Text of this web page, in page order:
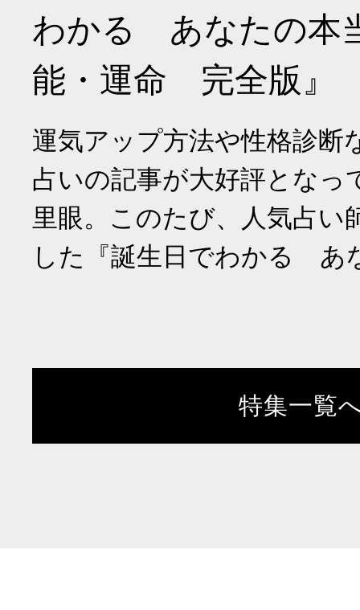
わかる あなたの本
能・運命 完全版』
運気アップ方法や性格診断
占いの記事が大好評となっ
里眼。このたび、人気占い
した『誕生日でわかる あ
特集一覧